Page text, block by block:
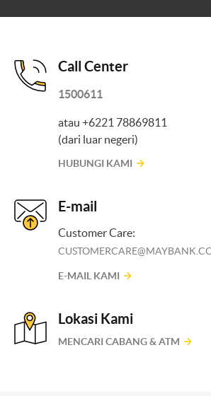
Call Center
1500611
atau +6221 78869811
(dari luar negeri)
HUBUNGI KAMI
E-mail
Customer Care:
E-MAIL KAMI
Lokasi Kami
MENCARI CABANG & ATM